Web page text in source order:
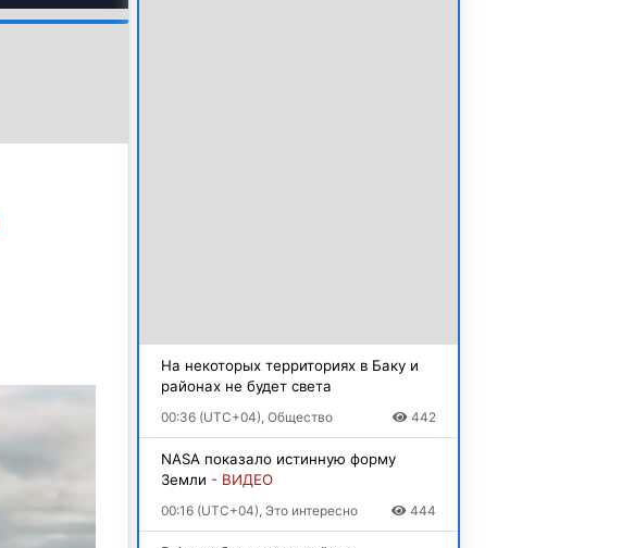
На некоторых территориях в Баку и
районах не будет света
00:36 (UTC+04), Общество 442
NASA показало истинную форму
Земли - ВИДЕО
00:16 (UTC+04), Это интересно 444